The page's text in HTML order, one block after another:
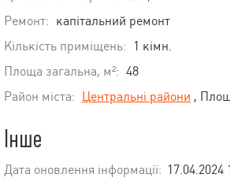
Ремонт: капітальний ремонт
Кількість приміщень:
1 кімн.
Площа загальна, м²: 48
Район міста: Центральні райони ,
Інше
Дата оновлення інформації: 17.04.2024